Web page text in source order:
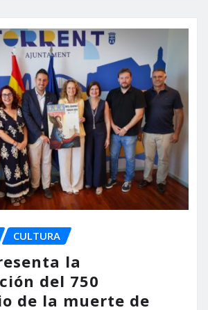
CULTURA
la
del 750
de la muerte de